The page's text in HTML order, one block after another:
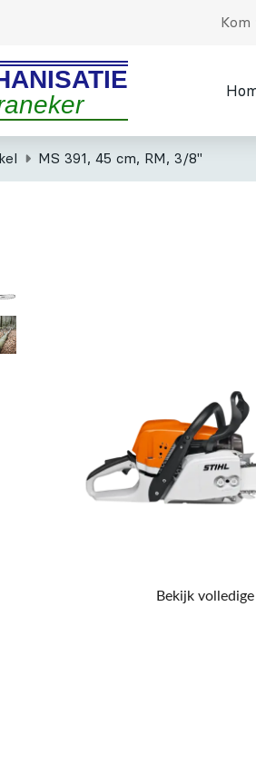
MS 391, 45 cm, RM, 3/8"
Bekijk